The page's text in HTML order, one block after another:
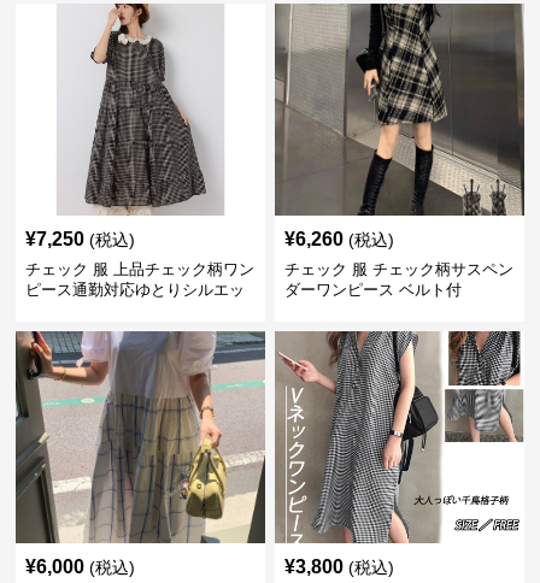
¥7,250 (税込)
チェック 服 上品チェック柄ワン
ピース通勤対応ゆとりシルエッ
¥6,260 (税込)
チェック 服 チェック柄サスペン
ダーワンピース ベルト付
¥6,000 (税込) ¥3,800 (税込)